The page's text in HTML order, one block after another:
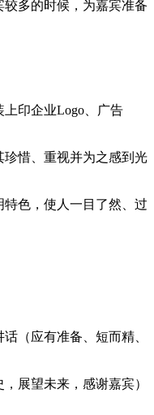
多的时候，为嘉宾准备
印企业Logo、广告
惜、重视并为之感到光
色，使人一目了然、过
（应有准备、短而精、
展望未来，感谢嘉宾）